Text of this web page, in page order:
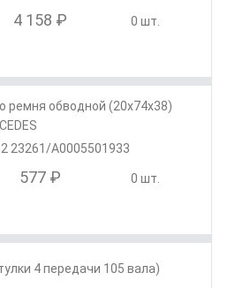
4 158 ₽ 0 шт.
ремня обводной (20х74х38)
23261/А0005501933
577 ₽ 0 шт.
4 передачи 105 вала)